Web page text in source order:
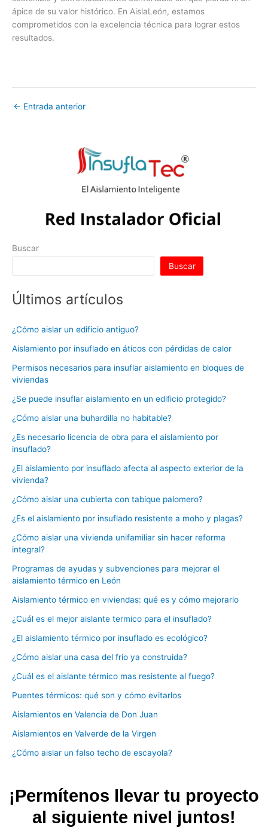
ápice de su valor histórico. En AislaLeón, estamos
comprometidos con la excelencia técnica para lograr estos
resultados.
← Entrada anterior
Buscar
Buscar
Últimos artículos
¿Cómo aislar un edificio antiguo?
Aislamiento por insuflado en áticos con pérdidas de calor
Permisos necesarios para insuflar aislamiento en bloques de
viviendas
¿Se puede insuflar aislamiento en un edificio protegido?
¿Cómo aislar una buhardilla no habitable?
¿Es necesario licencia de obra para el aislamiento por
insuflado?
¿El aislamiento por insuflado afecta al aspecto exterior de la
vivienda?
¿Cómo aislar una cubierta con tabique palomero?
¿Es el aislamiento por insuflado resistente a moho y plagas?
¿Cómo aislar una vivienda unifamiliar sin hacer reforma
integral?
Programas de ayudas y subvenciones para mejorar el
aislamiento térmico en León
Aislamiento térmico en viviendas: qué es y cómo mejorarlo
¿Cuál es el mejor aislante termico para el insuflado?
¿El aislamiento térmico por insuflado es ecológico?
¿Cómo aislar una casa del frio ya construida?
¿Cuál es el aislante térmico mas resistente al fuego?
Puentes térmicos: qué son y cómo evitarlos
Aislamientos en Valencia de Don Juan
Aislamientos en Valverde de la Virgen
¿Cómo aislar un falso techo de escayola?
¡Permítenos llevar tu proyecto
al siguiente nivel juntos!